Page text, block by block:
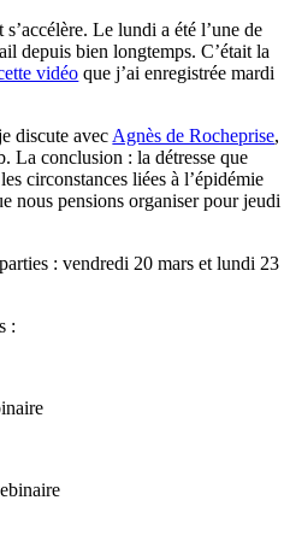
Le lundi a été l’une de
depuis bien longtemps. C’était la
vidéo que j’ai enregistrée mardi
discute avec Agnès de Rocheprise,
La conclusion : la détresse que
les circonstances liées à l’épidémie
nous pensions organiser pour jeudi
: vendredi 20 marset lundi 23
: